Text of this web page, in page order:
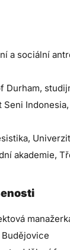
a sociální
Durham,
akademie,